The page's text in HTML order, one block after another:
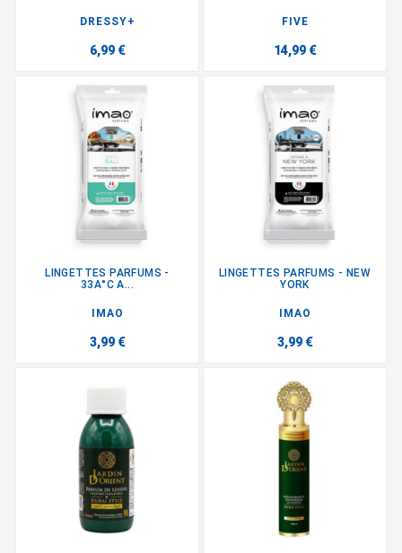
DRESSY+
6,99 €
FIVE
14,99 €
LINGETTES PARFUMS -
33A°C A...
IMAO
3,99 €
LINGETTES PARFUMS - NEW
YORK
IMAO
3,99 €